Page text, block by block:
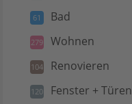
61 Bad
279 Wohnen
104 Renovieren
120 Fenster + Türen